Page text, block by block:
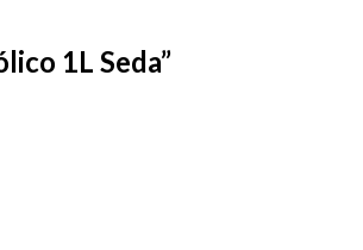
1L Seda”